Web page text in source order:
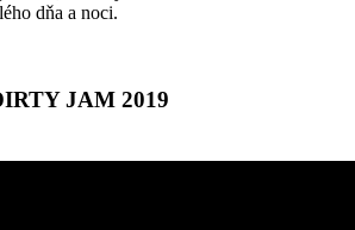
dňa a noci.
JAM 2019